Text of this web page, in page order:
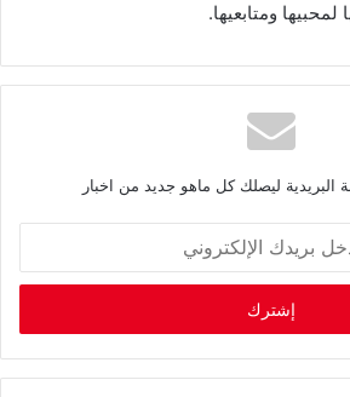
ومتابعيها.
البريدية ليصلك كل ماهو جديد من اخبار